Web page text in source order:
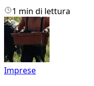
1 min di lettura
Imprese